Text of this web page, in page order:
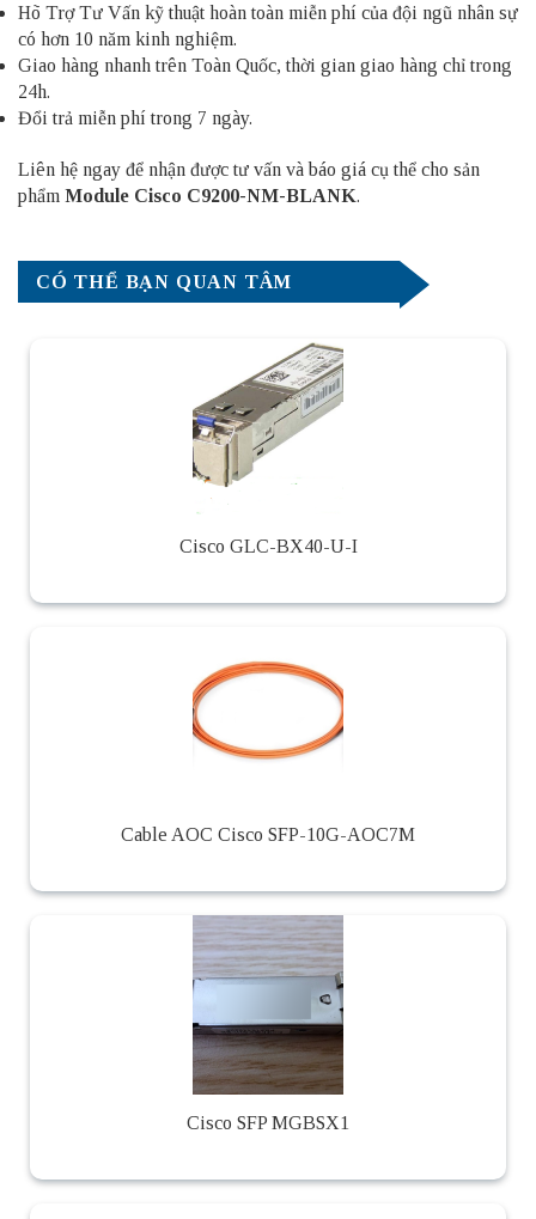
Hõ Trợ Tư Vấn kỹ thuật hoàn toàn miễn phí của đội ngũ nhân sự
có hơn 10 năm kinh nghiệm.
Giao hàng nhanh trên Toàn Quốc, thời gian giao hàng chỉ trong
24h.
Đổi trả miễn phí trong 7 ngày.
Liên hệ ngay để nhận được tư vấn và báo giá cụ thể cho sản
phẩm Module Cisco C9200-NM-BLANK.
CÓ THỂ BẠN QUAN TÂM
Cisco GLC-BX40-U-I
Cable AOC Cisco SFP-10G-AOC7M
Cisco SFP MGBSX1